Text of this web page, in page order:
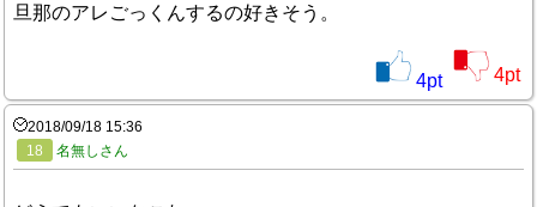
旦那のアレごっくんするの好きそう。
4pt 4pt
2018/09/18 15:36
18
名無しさん